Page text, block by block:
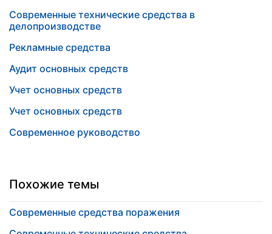
Современные технические средства в
делопроизводстве
Рекламные средства
Аудит основных средств
Учет основных средств
Учет основных средств
Современное руководство
Похожие темы
Современные средства поражения